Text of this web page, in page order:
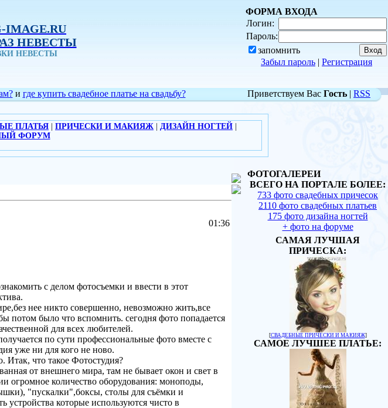
IMAGE.RU
НЕВЕСТЫ
НЕВЕСТЫ
ФОРМА ВХОДА
Логин:
Пароль:
запомнить
Забыл пароль | Регистрация
и где купить свадебное платье на свадьбу? Приветствуем Вас Гость | RSS
ПЛАТЬЯ ПРИЧЕСКИ И МАКИЯЖ ДИЗАЙН НОГТЕЙ
ФОРУМ
01:36
с делом фотосъемки и ввести в этот
нее никто совершенно, невозможно жить,все
потом было что вспомнить. сегодня фото попадается
для всех любителей.
по сути профессиональные фото вместе с
уже ни для кого не ново.
Итак, что такое Фотостудия?
от внешнего мира, там не бывает окон и свет в
огромное количество оборудования: моноподы,
"пускалки",боксы, столы для съёмки и
устройства которые используются чисто в
ФОТОГАЛЕРЕИ
ВСЕГО НА ПОРТАЛЕ БОЛЕЕ:
733 фото свадебных причесок
2110 фото свадебных платьев
175 фото дизайна ногтей
+ фото на форуме
САМАЯ ЛУЧШАЯ
ПРИЧЕСКА:
[СВАДЕБНЫЕ ПРИЧЕСКИ И МАКИЯЖ]
САМОЕ ЛУЧШЕЕ ПЛАТЬЕ: